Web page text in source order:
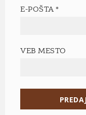
E-POŠTA*
VEB MESTO